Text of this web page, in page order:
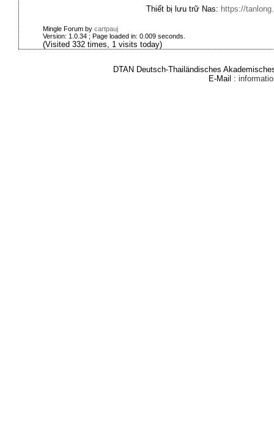
Thiết bị lưu trữ Nas: https://
Mingle Forum by cartpauj
Version: 1.0.34 ; Page loaded in: 0.009 seconds.
(Visited 332 times, 1 visits today)
DTAN Deutsch-Thailändisches
E-Mail :